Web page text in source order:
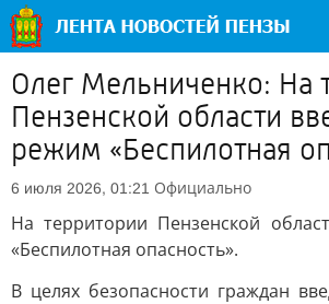
Олег Мельниченко: На
Пензенской области
режим «Беспилотная
6 июля 2026, 01:21 Официально
На территории Пензенской
«Беспилотная опасность».
В целях безопасности граждан